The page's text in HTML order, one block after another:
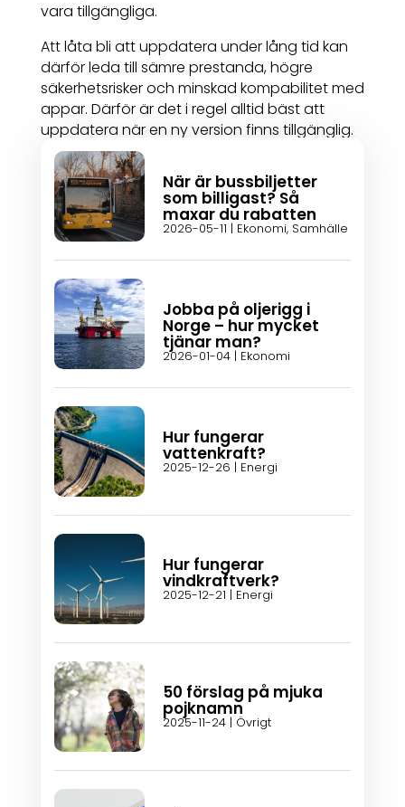
vara tillgängliga.
Att låta bli att uppdatera under lång tid kan
därför leda till sämre prestanda, högre
säkerhetsrisker och minskad kompabilitet med
appar. Därför är det i regel alltid bäst att
uppdatera när en ny version finns tillgänglig.
När är bussbiljetter
som billigast? Så
maxar du rabatten
2026-05-11 | Ekonomi, Samhälle
Jobba på oljerigg i
Norge – hur mycket
tjänar man?
2026-01-04| Ekonomi
Hur fungerar
vattenkraft?
2025-12-26 | Energi
Hur fungerar
vindkraftverk?
2025-12-21 | Energi
50 förslag på mjuka
pojknamn
2025-11-24| Övrigt